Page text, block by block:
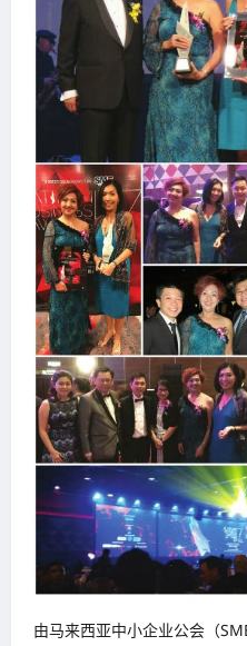
由马来西亚中小企业公会（